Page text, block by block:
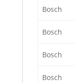
Bosch
Bosch
Bosch
Bosch